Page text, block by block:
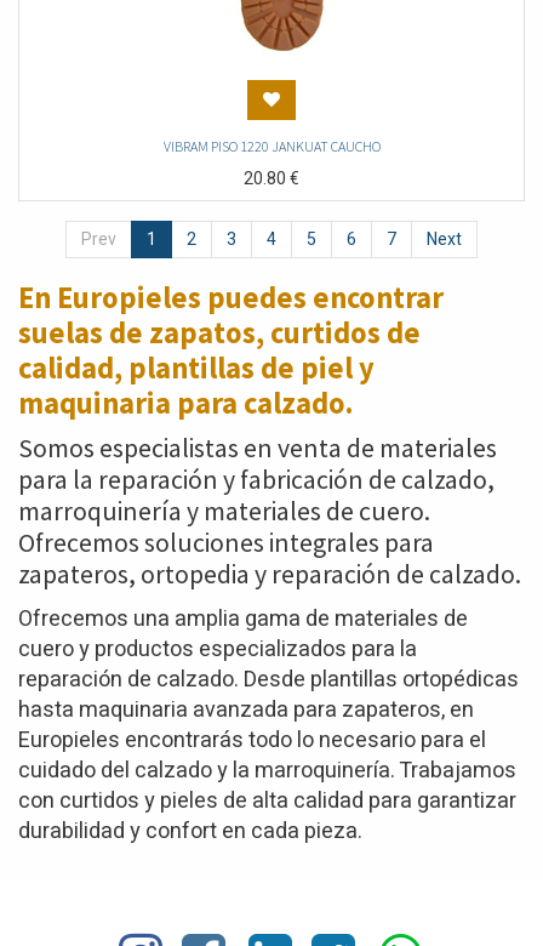
VIBRAM PISO 1220 JANKUAT CAUCHO
20.80€
Prev 1 2 3 4 5 6 7 Next
En Europieles puedes encontrar
suelas de zapatos,curtidos de
calidad, plantillas de piel y
maquinaria para calzado.
Somos especialistas en venta de materiales
para la reparación y fabricación de calzado,
marroquinería y materiales de cuero.
Ofrecemos soluciones integrales para
zapateros, ortopedia y reparación de calzado.
Ofrecemos una amplia gama de materiales de
cuero y productos especializados para la
reparación de calzado. Desde plantillas ortopédicas
hasta maquinaria avanzada para zapateros, en
Europieles encontrarás todo lo necesario para el
cuidado del calzado y la marroquinería. Trabajamos
con curtidos y pieles de alta calidad para garantizar
durabilidad y confort en cada pieza.